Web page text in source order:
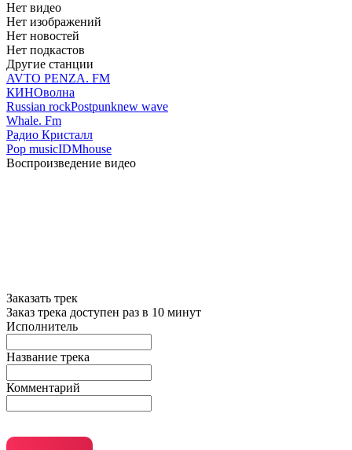
Нет видео
Нет изображений
Нет новостей
Нет подкастов
Другие станции
AVTO PENZA. FM
КИНОволна
Russian rockPostpunknew wave
Whale. Fm
Радио Кристалл
Pop musicIDMhouse
Воспроизведение видео
Заказать трек
Заказ трека доступен раз в 10 минут
Исполнитель
Название трека
Комментарий